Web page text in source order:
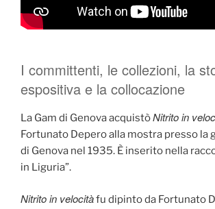
I committenti, le collezioni, la
espositiva e la collocazione
La Gam di Genova acquistòNitrito in
Fortunato Depero alla mostra presso la
di Genova nel 1935. È inserito nella
in Liguria”.
Nitrito in velocitàfu dipinto da Fortunato